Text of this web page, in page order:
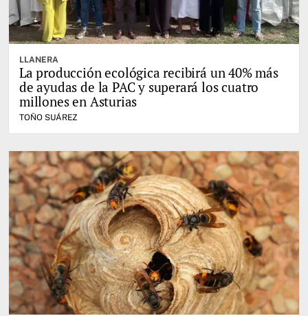
LLANERA
La producción ecológica recibirá un 40% más
de ayudas de la PAC y superará los cuatro
millones en Asturias
TOÑO SUÁREZ